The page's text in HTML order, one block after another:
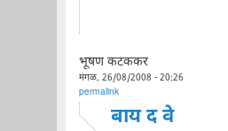
भूषण कटककर
मंगळ, 26/08/2008 - 20:26
permalink
बाय द वे